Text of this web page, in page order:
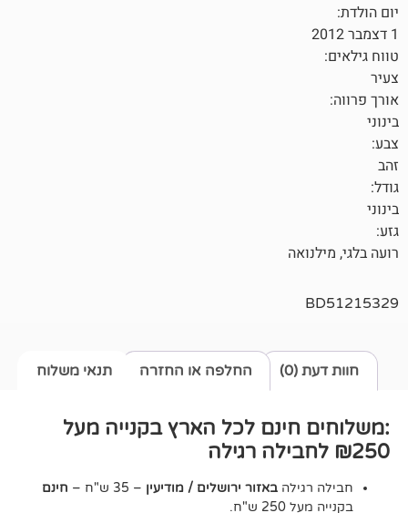
תנאי משלוח החלפה או החזרה
לכל הארץ בקנייה מעל
באזור ירושלים / מודיעין– 35 ש"ח –
חינם